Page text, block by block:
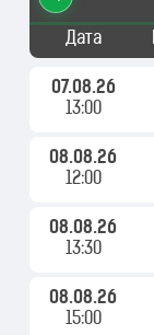
Дата
07.08.26
13:00
08.08.26
12:00
08.08.26
13:30
08.08.26
15:00